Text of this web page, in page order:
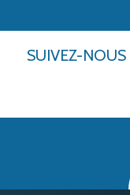
SUIVEZ-NOUS